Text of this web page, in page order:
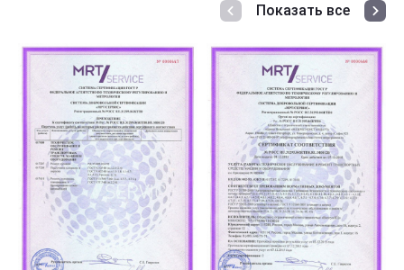
Показать все